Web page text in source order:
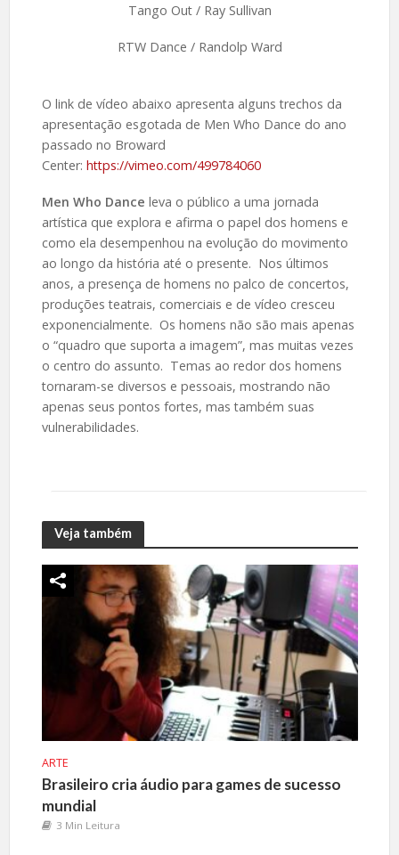
Tango Out / Ray Sullivan
RTW Dance / Randolp Ward
O link de vídeo abaixo apresenta alguns trechos da
apresentação esgotada de Men Who Dance do ano
passado no Broward
Center: https://vimeo.com/499784060
Men Who Dance leva o público a uma jornada
artística que explora e afirma o papel dos homens e
como ela desempenhou na evolução do movimento
ao longo da história até o presente. Nos últimos
anos, a presença de homens no palco de concertos,
produções teatrais, comerciais e de vídeo cresceu
exponencialmente. Os homens não são mais apenas
o “quadro que suporta a imagem”, mas muitas vezes
o centro do assunto. Temas ao redor dos homens
tornaram-se diversos e pessoais, mostrando não
apenas seus pontos fortes, mas também suas
vulnerabilidades.
Veja também
ARTE
Brasileiro cria áudio para games de sucesso
mundial
3 Min Leitura